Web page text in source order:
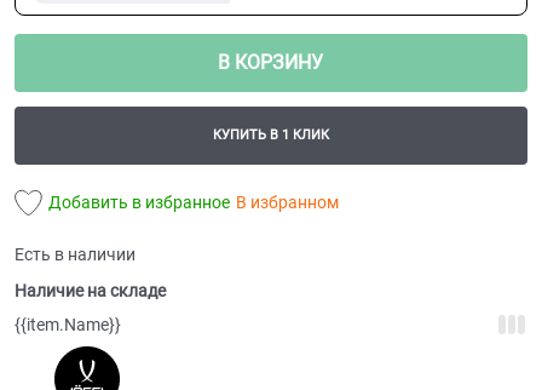
В КОРЗИНУ
КУПИТЬ В 1 КЛИК
Добавить в избранное В избранном
Есть в наличии
Наличие на складе
{{item.Name}}